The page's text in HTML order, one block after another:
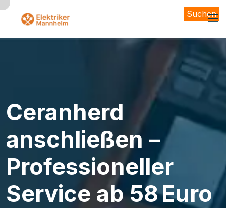
Ceranherd
anschließen –
Professioneller
Service ab 58 Euro
Suchen